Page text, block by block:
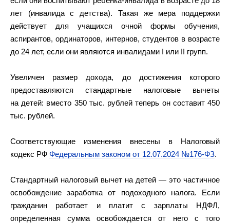
лет (инвалида с детства). Такая же мера поддержки
действует для учащихся очной формы обучения,
аспирантов, ординаторов, интернов, студентов в возрасте
до 24 лет, если они являются инвалидами I или II групп.
Увеличен размер дохода, до достижения которого
предоставляются стандартные налоговые вычеты
на детей: вместо 350 тыс. рублей теперь он составит 450
тыс. рублей.
Соответствующие изменения внесены в Налоговый
кодекс РФ Федеральным законом от 12.07.2024 №176-ФЗ.
Стандартный налоговый вычет на детей — это частичное
освобождение заработка от подоходного налога. Если
гражданин работает и платит с зарплаты НДФЛ,
определенная сумма освобождается от него с того